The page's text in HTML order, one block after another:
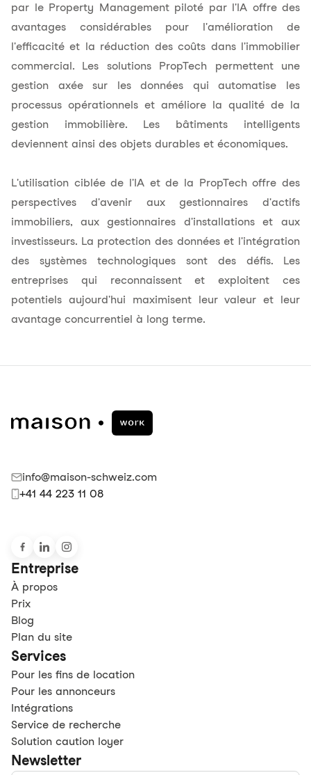
par le Property Management piloté par l'IA offre des
avantages considérables pour l'amélioration de
l'efficacité et la réduction des coûts dans l'immobilier
commercial. Les solutions PropTech permettent une
gestion axée sur les données qui automatise les
processus opérationnels et améliore la qualité de la
gestion immobilière. Les bâtiments intelligents
deviennent ainsi des objets durables et économiques.
L'utilisation ciblée de l'IA et de la PropTech offre des
perspectives d'avenir aux gestionnaires d'actifs
immobiliers, aux gestionnaires d'installations et aux
investisseurs. La protection des données et l'intégration
des systèmes technologiques sont des défis. Les
entreprises qui reconnaissent et exploitent ces
potentiels aujourd'hui maximisent leur valeur et leur
avantage concurrentiel à long terme.
info@maison-schweiz.com
+41 44 223 11 08
Entreprise
À propos
Prix
Blog
Plan du site
Services
Pour les fins de location
Pour les annonceurs
Intégrations
Service de recherche
Solution caution loyer
Newsletter